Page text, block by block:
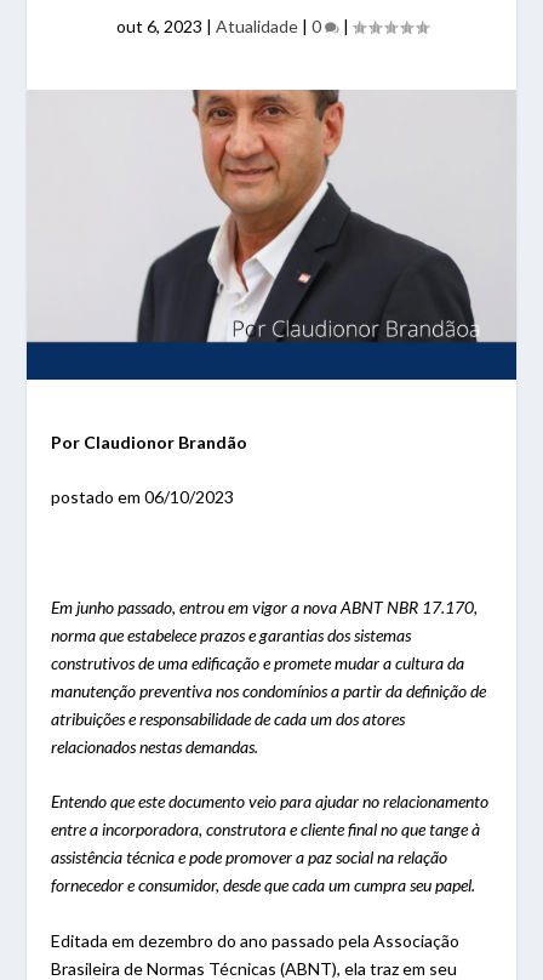
out 6, 2023 | Atualidade| 0 |
Por Claudionor Brandão
postado em 06/10/2023
Em junho passado, entrou em vigor a nova ABNT NBR 17.170,
norma que estabelece prazos e garantias dos sistemas
construtivos de uma edificação e promete mudar a cultura da
manutenção preventiva nos condomínios a partir da definição de
atribuições e responsabilidade de cada um dos atores
relacionados nestas demandas.
Entendo que este documento veio para ajudar no relacionamento
entre a incorporadora, construtora e cliente final no que tange à
assistência técnica e pode promover a paz social na relação
fornecedor e consumidor, desde que cada um cumpra seu papel.
Editada em dezembro do ano passado pela Associação
Brasileira de Normas Técnicas (ABNT), ela traz em seu